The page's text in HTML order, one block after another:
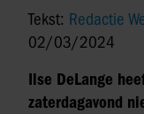
Tekst: Redactie
02/03/2024
Ilse DeLange
zaterdagavond